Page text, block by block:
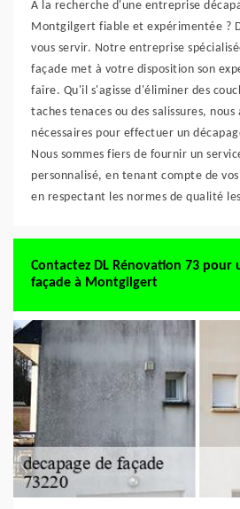
À la recherche d'une entreprise
Montgilgert fiable et expérimentée ?
vous servir. Notre entreprise
façade met à votre disposition son
faire. Qu'il s'agisse d'éliminer des
taches tenaces ou des salissures, nous
nécessaires pour effectuer un
Nous sommes fiers de fournir un
personnalisé, en tenant compte de
en respectant les normes de qualité
Contactez DL Rénovation 73 pour
façade à Montgilgert